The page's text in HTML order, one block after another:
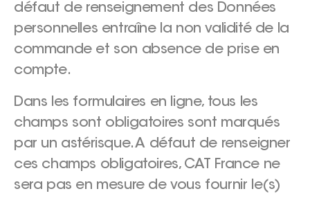
défaut de renseignement des Données
personnelles entraîne la non validité de la
commande et son absence de prise en
compte.
Dans les formulaires en ligne, tous les
champs sont obligatoires sont marqués
par un astérisque. A défaut de renseigner
ces champs obligatoires, CAT France ne
sera pas en mesure de vous fournir le(s)